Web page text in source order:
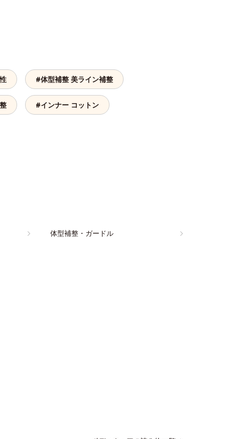
#体型補整 美ライン補整
#インナー コットン
体型補整・ガードル